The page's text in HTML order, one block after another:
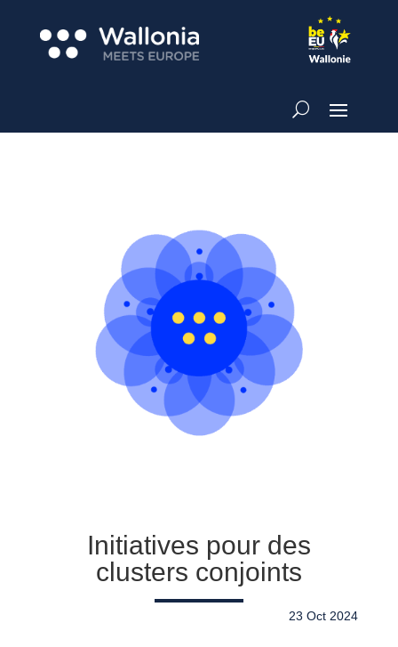
Initiatives pour des
clusters conjoints
23 Oct 2024